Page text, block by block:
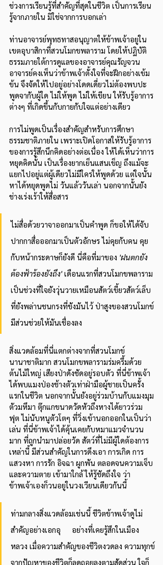
ช่วงการเรียนรู้ที่สำคัญที่สุดในชีวิต เป็นการเรียน
รู้จากภายใน มิใช่จากการบอกเล่า
ท่านอาจารย์พุทธทาสอนุญาตให้ข้าพเจ้าอยู่ใน
เขตอุบาสิกาที่สวนโมกขพลาราม โดยให้ปฏิบัติ
ธรรมภายใต้การดูแลของอาจารย์คุณรัญจวน
อาจารย์คงเห็นว่าข้าพเจ้าตั้งใจที่จะฝึกอย่างเข้ม
ข้น จึงจัดให้ไปอยู่อย่างโดดเดี่ยวไม่ต้องพบปะ
พูดจากับผู้ใด ไม่ให้พูด ไม่ให้เขียน ให้รับรู้อาการ
ต่างๆ ที่เกิดขึ้นกับกายกับใจแต่อย่างเดียว
การไม่พูดเป็นเรื่องสำคัญสำหรับการศึกษา
ธรรมชาติภายใน เพราะเปิดโอกาสให้รับรู้อาการ
ของการรู้สึกนึกคิดอย่างต่อเนื่อง ให้ได้เห็นว่าการ
หยุดคิดนั้น เป็นเรื่องยากเย็นแสนเข็ญ ถึงแม้จะ
แยกไปอยู่แต่ผู้เดียวไม่มีใครให้พูดด้วย แต่ใจนั้น
หาได้หยุดพูดไม่ วันแล้ววันเล่า นอกจากนั้นยัง
ช่างเร่งเร้าให้สื่อสาร
ไม่สื่อด้วยวาจาออกมาเป็นคำพูด ก็ขอให้ได้จับ
ปากกาสื่อออกมาเป็นตัวอักษร ไม่คุยกับคน คุย
กับหน้ากระดาษก็ยังดี นี่คือที่มาของ 'ฝนตกยัง
ต้องฟ้าร้องยังถึง' เดือนแรกที่สวนโมกขพลาราม
เป็นช่วงที่ใจยังวุ่นวายเหมือนสัตว์เขี้ยวสัตว์เล็บ
ที่ยังพล่านชนกรงที่ขังมันไว้ ป่าสูงของสวนโมกข์
มีส่วนช่วยให้มันเชื่องลง
สิ่งแวดล้อมที่นี่แตกต่างจากที่สวนโมกข์
นานาชาติมาก สวนโมกขพลารามร่มครึ้มด้วย
ต้นไม้ใหญ่ เสียงป่าดังชัดอยู่รอบตัว ที่นี่ข้าพเจ้า
ได้พบแมงป่องช้างตัวเท่าฝ่ามือผู้ชายเป็นครั้ง
แรกในชีวิต นอกจากนั้นยังอยู่ร่วมบ้านกับแมงมุม
ตัวมหึมา ตุ๊กแกขนาดวัดหัวถึงหางได้ยาวร่วม
ฟุต ไม่นับหนูตัวโตๆ ที่วิ่งเข้านอกออกในเป็นว่า
เล่น ที่นี่ข้าพเจ้าได้คุ้นเคยกับหมาแมวจำนวน
มาก ที่ถูกนำมาปล่อยวัด สัตว์ที่ไม่มีผู้ใดต้องการ
เหล่านี้ มีส่วนสำคัญในการดึงเอา การเกิด การ
แสวงหา การรัก อิจฉา ผูกพัน ตลอดจนความเจ็บ
และความตาย เข้ามาใกล้ ให้รู้ชัดถึงใจ ว่า
ข้าพเจ้าเองก็วนอยู่ในวงเวียนเดียวกันนี้
ท่ามกลางสิ่งแวดล้อมเช่นนี้ ชีวิตข้าพเจ้าดูไม่
สำคัญอย่างเอกอุ	อย่างที่เคยรู้สึกในเมือง
หลวง เมื่อความสำคัญของชีวิตงวดลง ความทุกข์
จากปัญหาของชีวิตก็ลดถอยลงตามสัดส่วน ใจก็